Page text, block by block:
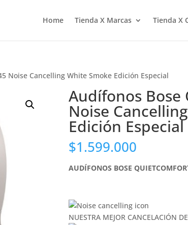
Home Tienda X Marcas Tienda X
Noise Cancelling White Smoke Edición Especial
Audífonos
Noise
Edición Especial
$1.599.000
AUDÍFONOS BOSE
NUESTRA MEJOR CANCELACIÓN